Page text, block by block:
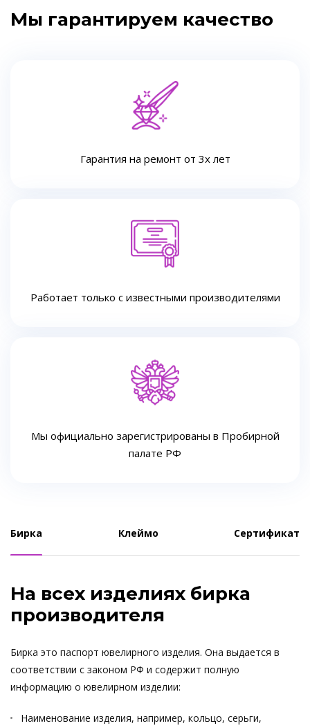
Мы гарантируем качество
Гарантия на ремонт от 3х лет
Работает только с известными производителями
Мы официально зарегистрированы в Пробирной
палате РФ
Бирка Клеймо Сертификат
На всех изделиях бирка
производителя
Бирка это паспорт ювелирного изделия. Она выдается в
соответствии с законом РФ и содержит полную
информацию о ювелирном изделии:
Наименование изделия, например, кольцо, серьги,